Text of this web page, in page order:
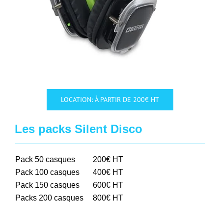
LOCATION: À PARTIR DE 200€ HT
Les packs Silent Disco
Pack 50 casques
200€ HT
Pack 100 casques
400€ HT
Pack 150 casques
600€ HT
Packs 200 casques
800€ HT